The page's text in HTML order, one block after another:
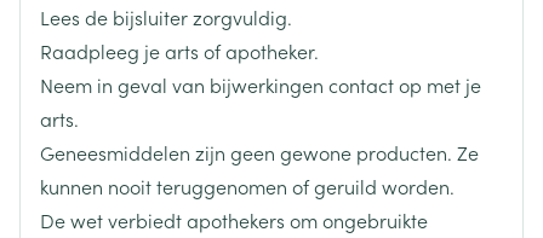
Lengte 134 mm
Diepte 58 mm
Hoeveelheid
Verpakking
Lees de bijsluiter zorgvuldig.
Raadpleeg je arts of apotheker.
Neem in geval van bijwerkingen contact op met je
arts.
Geneesmiddelen zijn geen gewone producten. Ze
kunnen nooit teruggenomen of geruild worden.
De wet verbiedt apothekers om ongebruikte